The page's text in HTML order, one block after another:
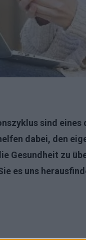
sind
dabei, den
Gesundheit zu
es uns